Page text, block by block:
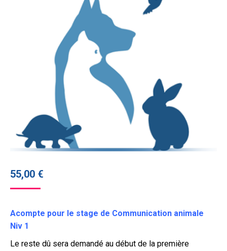
55,00 €
Acompte pour le stage de Communication animale
Niv 1
Le reste dû sera demandé au début de la première